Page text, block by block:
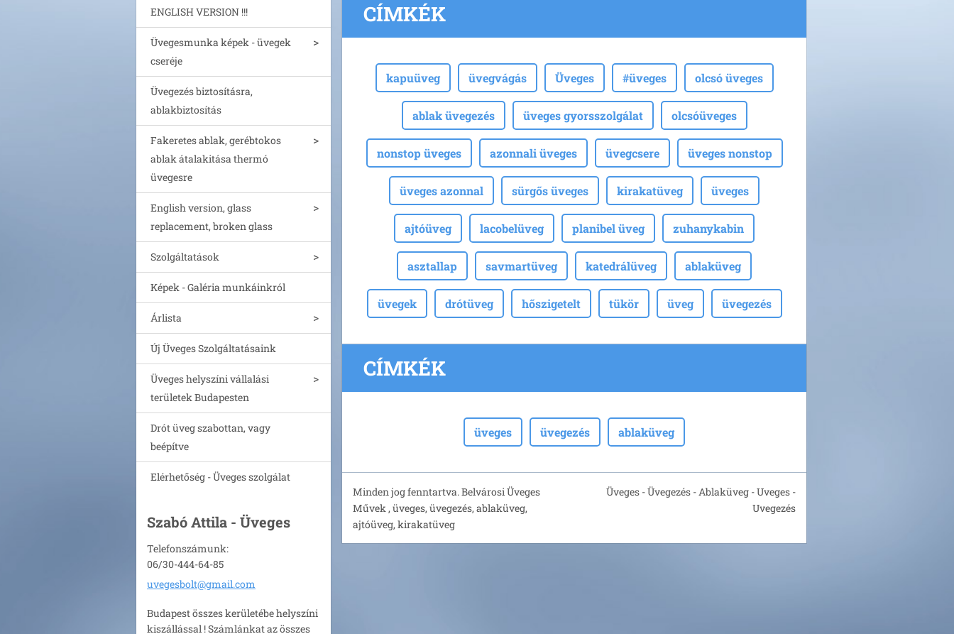
ENGLISH VERSION !!!
Üvegesmunka képek - üvegek
cseréje
Üvegezés biztosításra,
ablakbiztosítás
Fakeretes ablak, gerébtokos
ablak átalakitása thermó
üvegesre
English version, glass
replacement, broken glass
Szolgáltatások
Képek - Galéria munkáinkról
Árlista
Új Üveges Szolgáltatásaink
Üveges helyszíni vállalási
területek Budapesten
Drót üveg szabottan, vagy
beépítve
Elérhetőség - Üveges szolgálat
Szabó Attila - Üveges
Telefonszámunk:
06/30-444-64-85
uvegesbolt@gmail.com
Budapest összes kerületébe helyszíni
kiszállással ! Számlánkat az összes
CÍMKÉK
kapuüveg üvegvágás Üveges #üveges olcsó üveges
ablak üvegezés üveges gyorsszolgálat olcsóüveges
nonstop üveges azonnali üveges üvegcsere üveges nonstop
üveges azonnal sürgős üveges kirakatüveg üveges
ajtóüveg lacobelüveg planibel üveg zuhanykabin
asztallap savmartüveg katedrálüveg ablaküveg
üvegek drótüveg hőszigetelt tükör üveg üvegezés
CÍMKÉK
üveges üvegezés ablaküveg
Minden jog fenntartva. Belvárosi Üveges
Művek , üveges, üvegezés, ablaküveg,
ajtóüveg, kirakatüveg
Üveges - Üvegezés - Ablaküveg - Uveges -
Uvegezés